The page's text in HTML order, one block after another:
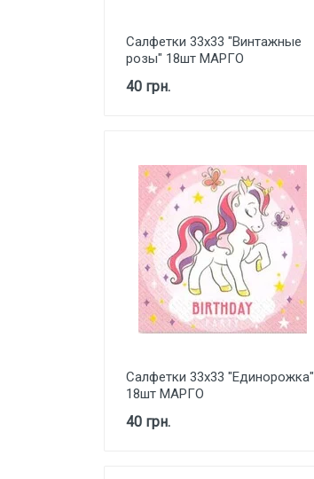
Салфетки 33х33 "Винтажные
розы" 18шт МАРГО
40 грн.
Салфетки 33х33 "Единорожка"
18шт МАРГО
40 грн.